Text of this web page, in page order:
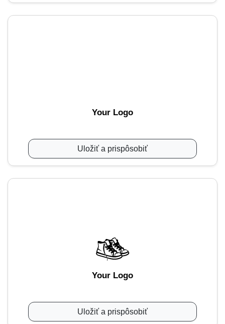
Your Logo
Uložiť a prispôsobiť
Your Logo
Uložiť a prispôsobiť